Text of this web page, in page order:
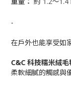
-
在戶外也能享受如
C&C 科技糯米絨毛
柔軟細膩的觸感與